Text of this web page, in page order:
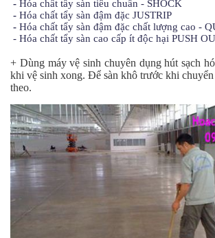
- Hóa chất tẩy sàn tiêu chuẩn - SHOCK
- Hóa chất tẩy sàn đậm đặc JUSTRIP
- Hóa chất tẩy sàn đậm đặc chất lượng cao -
- Hóa chất tẩy sàn cao cấp ít độc hại PUSH
+ Dùng máy vệ sinh chuyên dụng hút sạch
khi vệ sinh xong. Để sàn khô trước khi chuyển
theo.